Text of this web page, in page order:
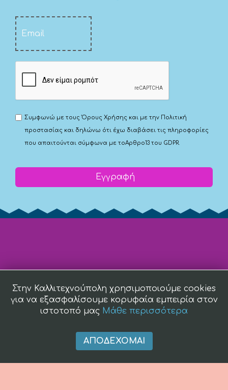
Συμφωνώ με τουςΌρους Χρήσης και με την Πολιτική
προστασίας και δηλώνω ότι έχω διαβάσει τις πληροφορίες
που απαιτούνται σύμφωνα με τοΑρθρο13 του GDPR.
Εγγραφή
Στην Καλλιτεχνούπολη χρησιμοποιούμε cookies
για να εξασφαλίσουμε κορυφαία εμπειρία στον
ιστοτοπό μας Μάθε περισσότερα
ΑΠΟΔΈΧΟΜΑΙ